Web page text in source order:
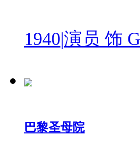
1940|演员 饰
巴黎圣母院